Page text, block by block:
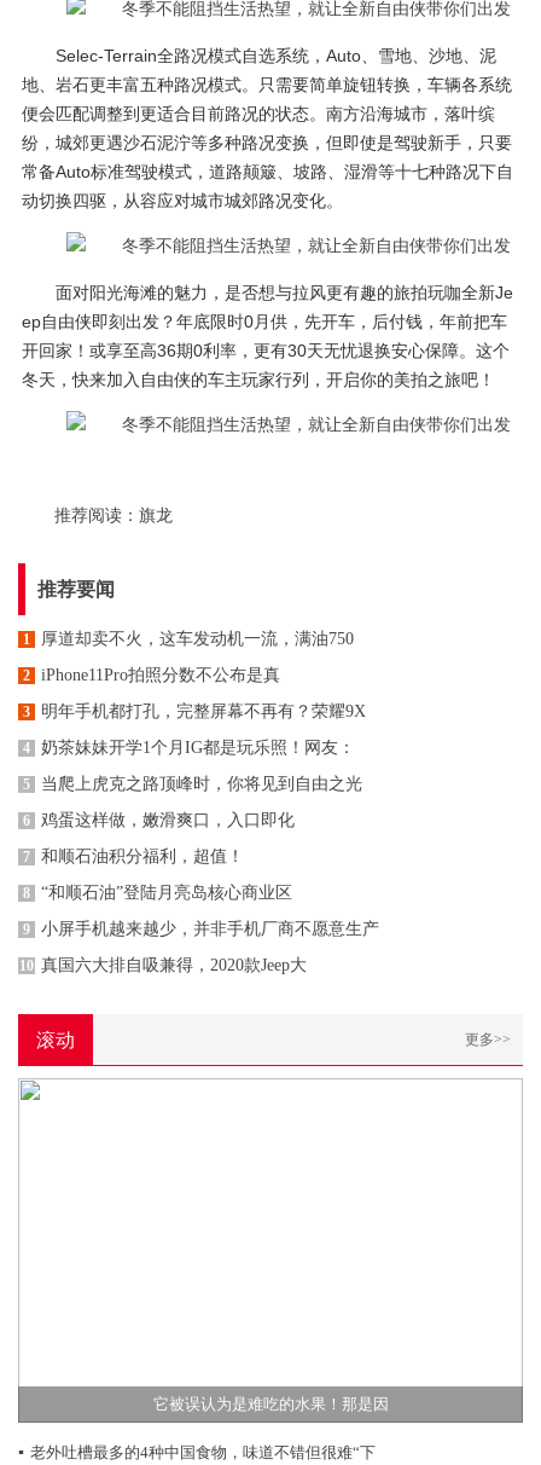
Selec-Terrain全路况模式自选系统，Auto、雪地、沙地、泥
地、岩石更丰富五种路况模式。只需要简单旋钮转换，车辆各系统
便会匹配调整到更适合目前路况的状态。南方沿海城市，落叶缤
纷，城郊更遇沙石泥泞等多种路况变换，但即使是驾驶新手，只要
常备Auto标准驾驶模式，道路颠簸、坡路、湿滑等十七种路况下自
动切换四驱，从容应对城市城郊路况变化。
面对阳光海滩的魅力，是否想与拉风更有趣的旅拍玩咖全新Je
ep自由侠即刻出发？年底限时0月供，先开车，后付钱，年前把车
开回家！或享至高36期0利率，更有30天无忧退换安心保障。这个
冬天，快来加入自由侠的车主玩家行列，开启你的美拍之旅吧！
推荐阅读： 旗龙
推荐要闻
1 厚道却卖不火，这车发动机一流，满油750
2 iPhone11Pro拍照分数不公布是真
3 明年手机都打孔，完整屏幕不再有？荣耀9X
4 奶茶妹妹开学1个月IG都是玩乐照！网友：
5 当爬上虎克之路顶峰时，你将见到自由之光
6 鸡蛋这样做，嫩滑爽口，入口即化
7 和顺石油积分福利，超值！
8 “和顺石油”登陆月亮岛核心商业区
9 小屏手机越来越少，并非手机厂商不愿意生产
10 真国六大排自吸兼得，2020款Jeep大
滚动 更多>>
它被误认为是难吃的水果！那是因
▪ 老外吐槽最多的4种中国食物，味道不错但很难“下